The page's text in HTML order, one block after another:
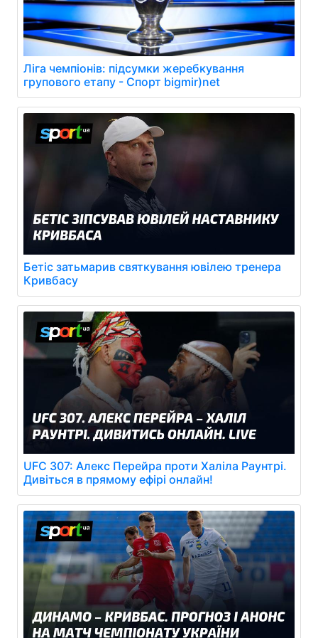
Ліга чемпіонів: підсумки жеребкування
групового етапу - Спорт bigmir)net
Бетіс затьмарив святкування ювілею тренера
Кривбасу
UFC 307: Алекс Перейра проти Халіла Раунтрі.
Дивіться в прямому ефірі онлайн!